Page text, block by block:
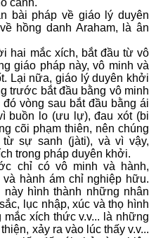
bài pháp về giáo lý duyên
hồng danh Araham, là ân
hai mắc xích, bắt đầu từ vô
giáo pháp này, vô minh và
Lại nữa, giáo lý duyên khởi
trước bắt đầu bằng vô minh
vòng sau bắt đầu bằng ái
buồn lo (ưu lự), đau xót (bi
cõi phạm thiên, nên chúng
sự sanh (jàti), và vì vậy,
trong pháp duyên khởi.
chỉ có vô minh và hành,
hành ám chỉ nghiệp hữu.
hình thành những nhân
lục nhập, xúc và thọ hình
xích thức v.v... là những
xảy ra vào lúc thấy v.v...